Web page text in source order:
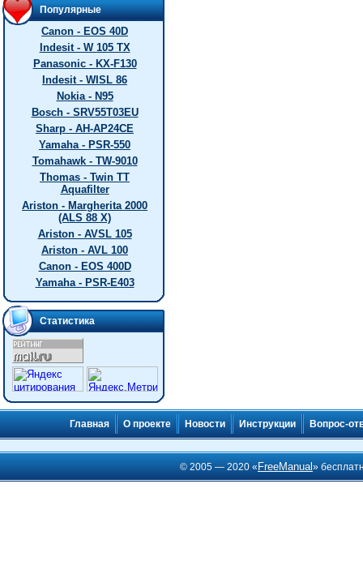
Популярные
Canon - EOS 40D
Indesit - W 105 TX
Panasonic - KX-F130
Indesit - WISL 86
Nokia - N95
Bosch - SRV55T03EU
Sharp - AH-AP24CE
Yamaha - PSR-550
Tomahawk - TW-9010
Thomas - Twin TT
Aquafilter
Ariston - Margherita 2000
(ALS 88 X)
Ariston - AVSL 105
Ariston - AVL 100
Canon - EOS 400D
Yamaha - PSR-E403
Статистика
Главная О проекте Новости Инструкции Вопрос-
© 2005 — 2020 « FreeManual»